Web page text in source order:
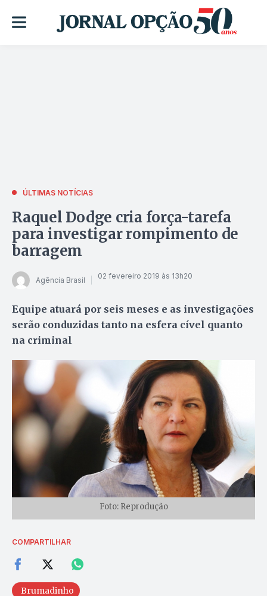
ÚLTIMAS NOTÍCIAS
Raquel Dodge cria força-tarefa
para investigar rompimento de
barragem
Agência Brasil 02 fevereiro 2019 às 13h20
Equipe atuará por seis meses e as investigações
serão conduzidas tanto na esfera cível quanto
na criminal
Foto: Reprodução
COMPARTILHAR
Brumadinho